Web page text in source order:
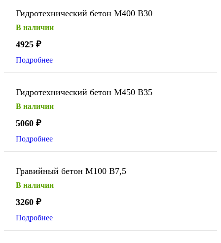
Гидротехнический бетон М400 В30
В наличии
4925 ₽
Подробнее
Гидротехнический бетон М450 В35
В наличии
5060 ₽
Подробнее
Гравийный бетон М100 В7,5
В наличии
3260 ₽
Подробнее